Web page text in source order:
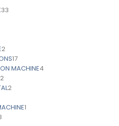
33
2
17
MACHINE4
2
2
1